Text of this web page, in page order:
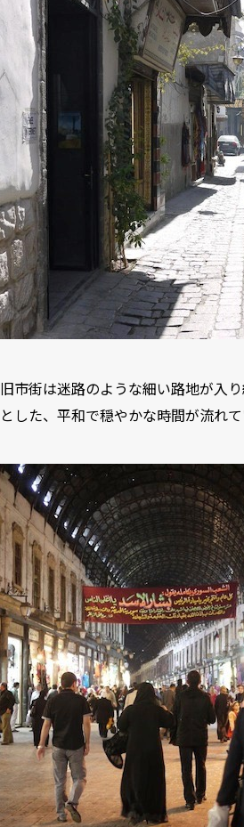
旧市街は迷路のような細い路地が入
とした、平和で穏やかな時間が流れて